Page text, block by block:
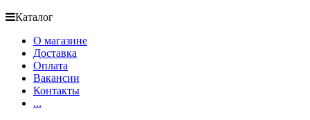
Каталог
О магазине
Доставка
Оплата
Вакансии
Контакты
...